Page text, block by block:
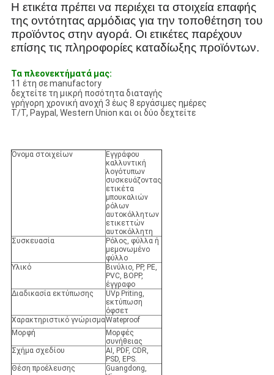
Η ετικέτα πρέπει να περιέχει τα στοιχεία επαφής
της οντότητας αρμόδιας για την τοποθέτηση του
προϊόντος στην αγορά. Οι ετικέτες παρέχουν
επίσης τις πληροφορίες καταδίωξης προϊόντων.
Τα πλεονεκτήματά μας:
11 έτη σε manufactory
δεχτείτε τη μικρή ποσότητα διαταγής
γρήγορη χρονική ανοχή 3 έως 8 εργάσιμες ημέρες
T/T, Paypal, Western Union και οι δύο δεχτείτε
Όνομα στοιχείων
Εγγράφου
καλλυντική
λογότυπων
συσκευάζοντας
ετικέτα
μπουκαλιών
ρόλων
αυτοκόλλητων
ετικεττών
αυτοκόλλητη
Συσκευασία
Ρόλος, φύλλα ή
μεμονωμένο
φύλλο
Υλικό
Βινύλιο, PP, PE,
PVC, BOPP,
έγγραφο
Διαδικασία εκτύπωσης
UVp Priting,
εκτύπωση
όφσετ
Χαρακτηριστικό γνώρισμαWateproof
Μορφή
Μορφές
συνήθειας
Σχήμα σχεδίου
AI, PDF, CDR,
PSD, EPS.
Θέση προέλευσης
Guangdong,